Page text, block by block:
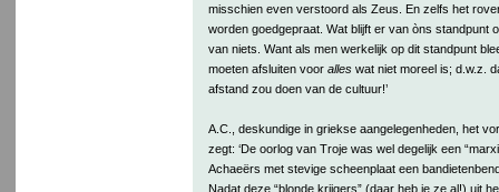
misschien even verstoord als Zeus. En zelfs het
worden goedgepraat. Wat blijft er van òns standpunt
van niets. Want als men werkelijk op dit standpunt
moeten afsluiten voor alleswat niet moreel is; d.w.z.
afstand zou doen van de cultuur!’
A.C., deskundige in griekse aangelegenheden, het
zegt: ‘De oorlog van Troje was wel degelijk een
Achaeërs met stevige scheenplaat een
Nadat deze “blonde krijgers” (daar heb je ze al!) uit